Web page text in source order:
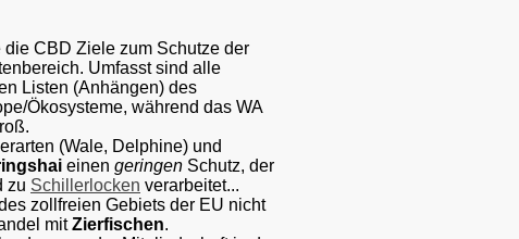
die CBD Ziele zum Schutze der
Umfasst sind alle
Listen (Anhängen) des
Ökosysteme, während das WA
(Wale, Delphine) und
einen geringen Schutz, der
zu Schillerlocken verarbeitet...
zollfreien Gebiets der EU nicht
mitZierfischen.